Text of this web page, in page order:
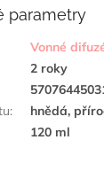
parametry
Vonné
2 roky
:
hnědá,
120 ml